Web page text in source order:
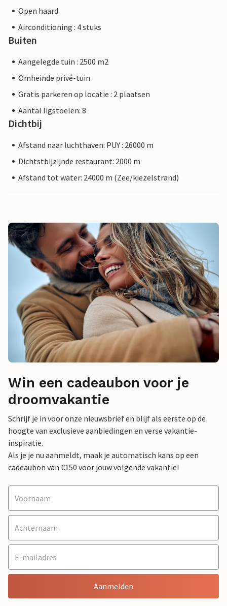
Open haard
Airconditioning : 4 stuks
Buiten
Aangelegde tuin : 2500 m2
Omheinde privé-tuin
Gratis parkeren op locatie : 2 plaatsen
Aantal ligstoelen: 8
Dichtbij
Afstand naar luchthaven: PUY : 26000 m
Dichtstbijzijnde restaurant: 2000 m
Afstand tot water: 24000 m (Zee/kiezelstrand)
Win een cadeaubon voor je
droomvakantie
Schrijf je in voor onze nieuwsbrief en blijf als eerste op de
hoogte van exclusieve aanbiedingen en verse vakantie-
inspiratie.
Als je je nu aanmeldt, maak je automatisch kans op een
cadeaubon van €150 voor jouw volgende vakantie!
Aanmelden